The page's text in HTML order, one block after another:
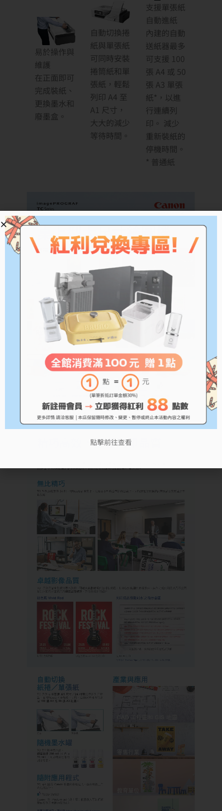
易於操作與
維護
在正面即可
完成裝紙、
更換墨水和
廢墨盒。
​​​​​​​自動切換捲
紙與單張紙
可同時安裝
捲筒紙和單
張紙，輕鬆
列印 A4 至
A1 尺寸，
大大的減少
等待時間。
​​​​​​​支援單張紙
自動進紙
內建的自動
送紙器最多
可支援 100
張 A4 或 50
張 A3 單張
紙*，以進
行連續列
印。 減少
重新裝紙的
停機時間。
* 普通紙
點擊前往查看